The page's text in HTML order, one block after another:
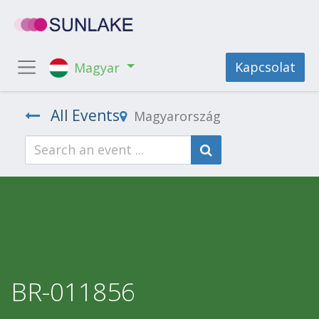
Kapcsolat
Magyar
All Events Magyarország
BR-011856